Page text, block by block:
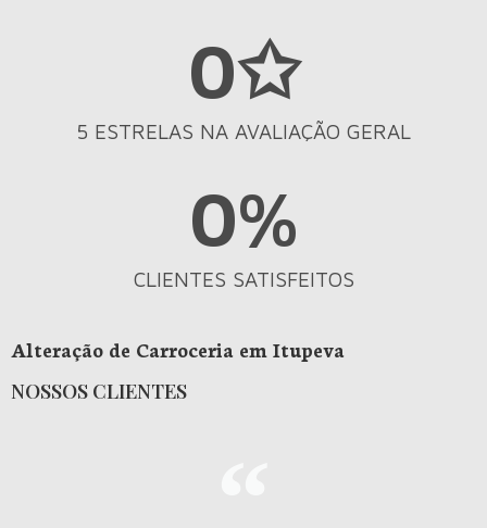
5 ESTRELAS NA AVALIAÇÃO GERAL
0✩
CLIENTES SATISFEITOS
0%
Alteração de Carroceria em Itupeva
NOSSOS CLIENTES